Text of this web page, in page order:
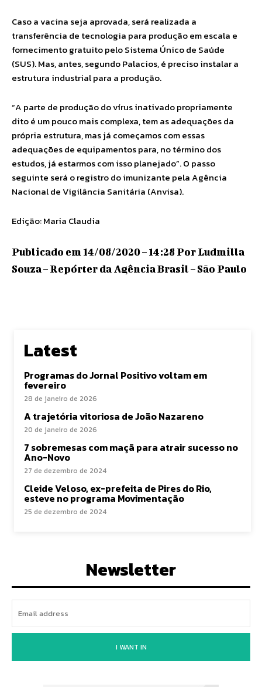
Caso a vacina seja aprovada, será realizada a
transferência de tecnologia para produção em escala e
fornecimento gratuito pelo Sistema Único de Saúde
(SUS). Mas, antes, segundo Palacios, é preciso instalar a
estrutura industrial para a produção.
“A parte de produção do vírus inativado propriamente
dito é um pouco mais complexa, tem as adequações da
própria estrutura, mas já começamos com essas
adequações de equipamentos para, no término dos
estudos, já estarmos com isso planejado”. O passo
seguinte será o registro do imunizante pela Agência
Nacional de Vigilância Sanitária (Anvisa).
Edição: Maria Claudia
Publicado em 14/08/2020 – 14:28 Por Ludmilla
Souza – Repórter da Agência Brasil – São Paulo
Latest
Programas do Jornal Positivo voltam em
fevereiro
28 de janeiro de 2026
A trajetória vitoriosa de João Nazareno
20 de janeiro de 2026
7 sobremesas com maçã para atrair sucesso no
Ano-Novo
27 de dezembro de 2024
Cleide Veloso, ex-prefeita de Pires do Rio,
esteve no programa Movimentação
25 de dezembro de 2024
Newsletter
I WANT IN